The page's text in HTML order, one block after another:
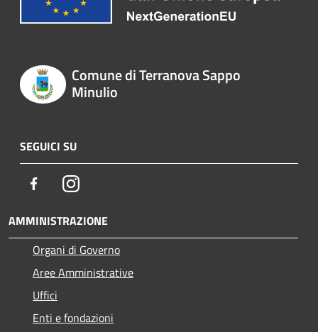
Comune di Terranova Sappo
Minulio
SEGUICI SU
FacebookInstagram
AMMINISTRAZIONE
Organi di Governo
Aree Amministrative
Uffici
Enti e fondazioni